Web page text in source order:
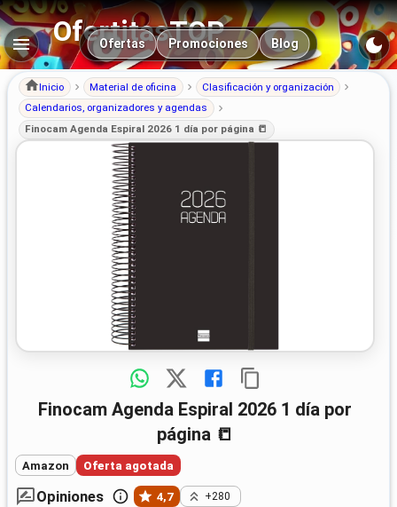
OfertitasTOP
Navegación principal
Ofertas Promociones Blog
Inicio Material de oficina
Clasificación y organización
Calendarios, organizadores y agendas
Finocam Agenda Espiral 2026 1 día por página 📒
Finocam Agenda Espiral 2026 1 día por
página 📒
Amazon Oferta agotada
Opiniones 4,7 +280